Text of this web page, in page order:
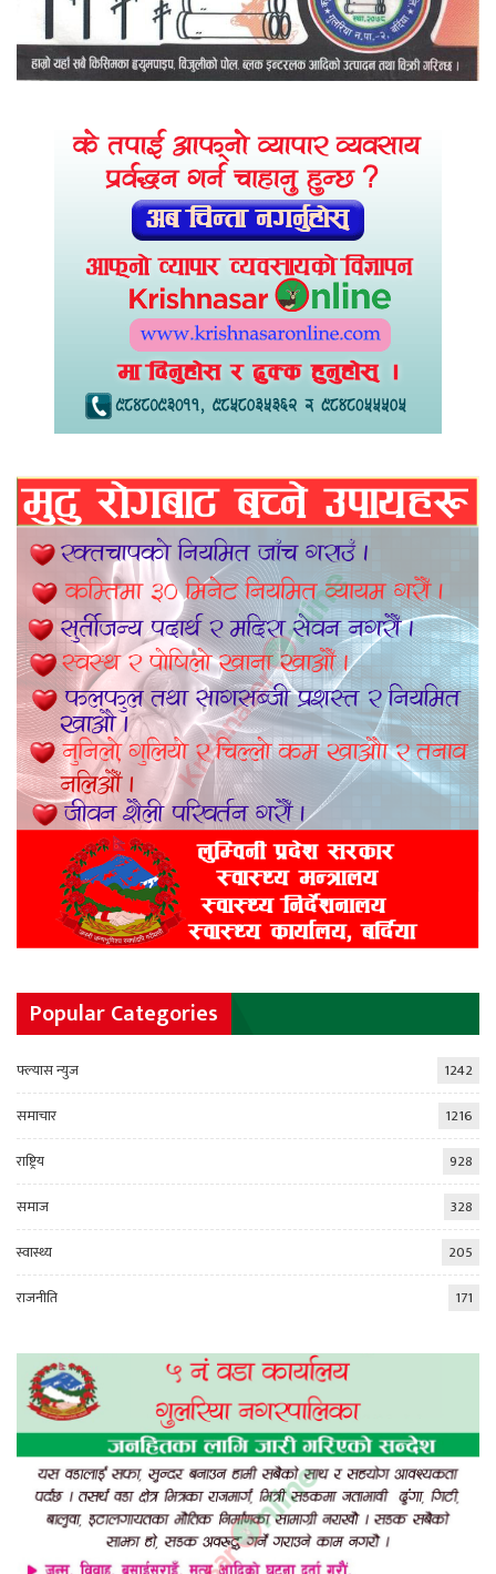
Popular Categories
फ्ल्यास न्युज
1242
समाचार
1216
राष्ट्रिय
928
समाज
328
स्वास्थ्य
205
राजनीति
171